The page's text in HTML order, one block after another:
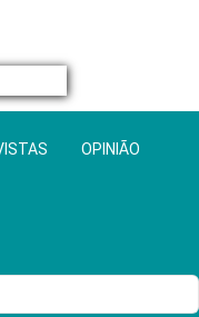
OPINIÃO